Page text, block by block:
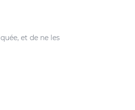
et de ne les